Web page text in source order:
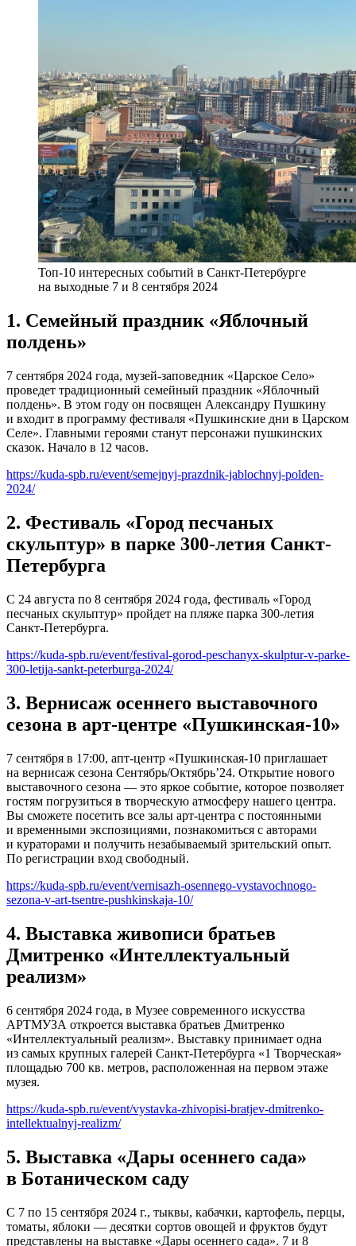
Топ-10 интересных событий в Санкт-Петербурге
на выходные 7 и 8 сентября 2024
1. Семейный праздник «Яблочный
полдень»
7 сентября 2024 года, музей-заповедник «Царское Село»
проведет традиционный семейный праздник «Яблочный
полдень». В этом году он посвящен Александру Пушкину
и входит в программу фестиваля «Пушкинские дни в Царском
Селе». Главными героями станут персонажи пушкинских
сказок. Начало в 12 часов.
https://kuda-spb.ru/event/semejnyj-prazdnik-jablochnyj-polden-
2024/
2. Фестиваль «Город песчаных
скульптур» в парке 300-летия Санкт-
Петербурга
С 24 августа по 8 сентября 2024 года, фестиваль «Город
песчаных скульптур» пройдет на пляже парка 300-летия
Санкт-Петербурга.
https://kuda-spb.ru/event/festival-gorod-peschanyx-skulptur-v-parke-
300-letija-sankt-peterburga-2024/
3. Вернисаж осеннего выставочного
сезона в арт-центре «Пушкинская-10»
7 сентября в 17:00, апт-центр «Пушкинская-10 приглашает
на вернисаж сезона Сентябрь/Октябрь’24. Открытие нового
выставочного сезона — это яркое событие, которое позволяет
гостям погрузиться в творческую атмосферу нашего центра.
Вы сможете посетить все залы арт-центра с постоянными
и временными экспозициями, познакомиться с авторами
и кураторами и получить незабываемый зрительский опыт.
По регистрации вход свободный.
https://kuda-spb.ru/event/vernisazh-osennego-vystavochnogo-
sezona-v-art-tsentre-pushkinskaja-10/
4. Выставка живописи братьев
Дмитренко «Интеллектуальный
реализм»
6 сентября 2024 года, в Музее современного искусства
АРТМУЗА откроется выставка братьев Дмитренко
«Интеллектуальный реализм». Выставку принимает одна
из самых крупных галерей Санкт-Петербурга «1 Творческая»
площадью 700 кв. метров, расположенная на первом этаже
музея.
https://kuda-spb.ru/event/vystavka-zhivopisi-bratjev-dmitrenko-
intellektualnyj-realizm/
5. Выставка «Дары осеннего сада»
в Ботаническом саду
С 7 по 15 сентября 2024 г., тыквы, кабачки, картофель, перцы,
томаты, яблоки — десятки сортов овощей и фруктов будут
представлены на выставке «Дары осеннего сада». 7 и 8